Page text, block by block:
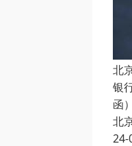
北
银
函
北
24-